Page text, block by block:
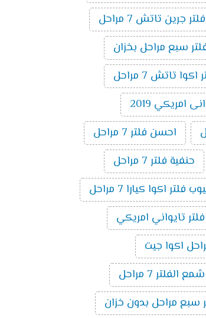
فلتر جرين تاتش 7 مراحل
سبع مراحل بخزان
اكوا تاتش 7 مراحل
احسن فلتر 7 مراحل
حنفية فلتر 7 مراحل
فلتر اكوا كيارا 7 مراحل
فلتر تايواني امريكي
7 مراحل
سبع مراحل بدون خزان